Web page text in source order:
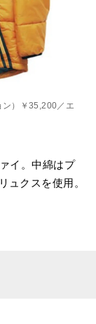
ン）￥35,200／エ
イ。中綿はプ
ュクスを使用。